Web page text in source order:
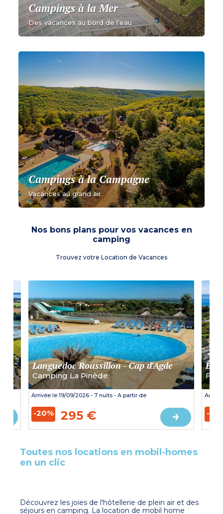
Campings à la Mer
Des vacances au bord de l'eau
Campings à la Campagne
Vacances au grand air
Nos bons plans pour vos vacances en
camping
Trouvez votre Location de Vacances
Languedoc Roussillon-Cap d'Agde
Camping La Pinède
Arrivée le19/09/2026 - 7 nuits - A partir de
-20% 295 € -
Toutes nos locations en mobil-homes
en un clic
Découvrez les joies de l'hôtellerie de plein air et des
séjours en camping. La location de mobil home